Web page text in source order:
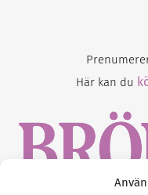
Här kan du